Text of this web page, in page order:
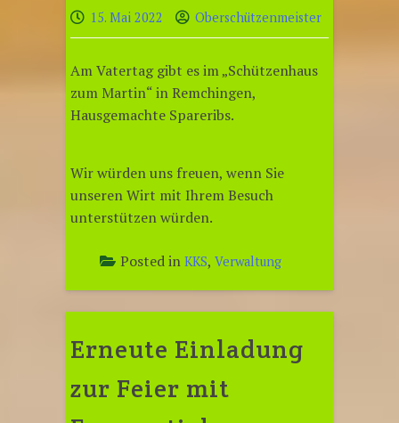
15. Mai 2022 Oberschützenmeister
Am Vatertag gibt es im „Schützenhaus
zum Martin“ in Remchingen,
Hausgemachte Spareribs.
Wir würden uns freuen, wenn Sie
unseren Wirt mit Ihrem Besuch
unterstützen würden.
Posted in KKS, Verwaltung
Erneute Einladung
zur Feier mit